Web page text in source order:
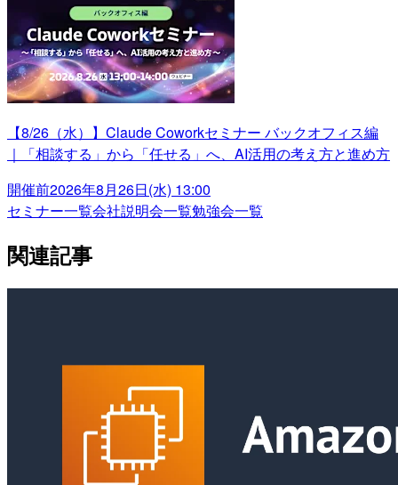
【8/26（水）】Claude Coworkセミナー バックオフィス編
｜「相談する」から「任せる」へ、AI活用の考え方と進め方
開催前2026年8月26日(水) 13:00
セミナー一覧会社説明会一覧勉強会一覧
関連記事